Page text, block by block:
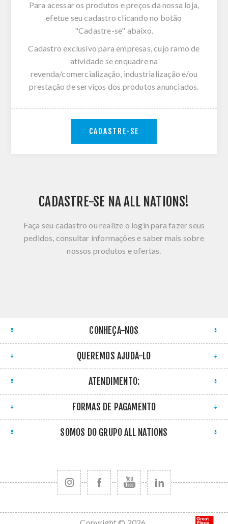
Para acessar os produtos e preços da nossa loja,
efetue seu cadastro clicando no botão
"Cadastre-se" abaixo.
Cadastro exclusivo para empresas, cujo ramo de
atividade se enquadre na
revenda/comercialização, industrialização e/ou
prestação de serviços dos produtos anunciados.
CADASTRE-SE
CADASTRE-SE NA ALL NATIONS!
Faça seu cadastro ou realize o login para fazer seus
pedidos, consultar informações e saber mais sobre
nossos produtos e ofertas.
CONHEÇA-NOS
QUEREMOS AJUDÁ-LO
ATENDIMENTO:
FORMAS DE PAGAMENTO
SOMOS DO GRUPO ALL NATIONS